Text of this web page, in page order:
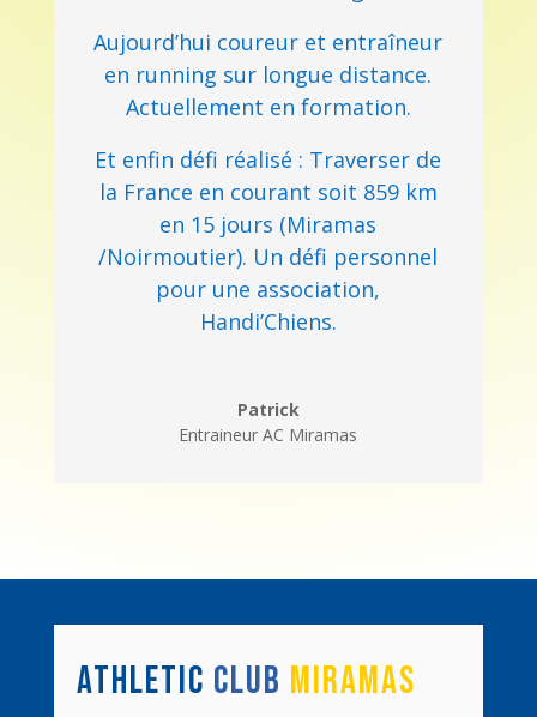
Aujourd’hui coureur et entraîneur
en running sur longue distance.
Actuellement en formation.
Et enfin défi réalisé : Traverser de
la France en courant soit 859 km
en 15 jours (Miramas
/Noirmoutier). Un défi personnel
pour une association,
Handi’Chiens.
Patrick
Entraineur AC Miramas
ATHLETIC CLUB MIRAMAS